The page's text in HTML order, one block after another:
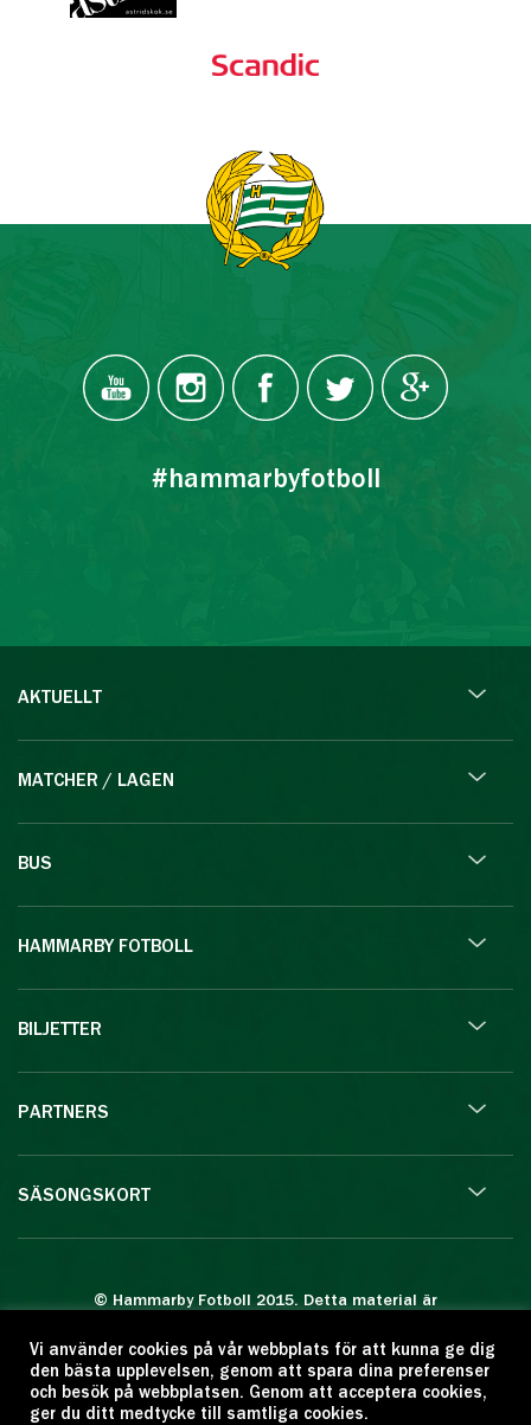
#hammarbyfotboll
AKTUELLT
MATCHER / LAGEN
BUS
HAMMARBY FOTBOLL
BILJETTER
PARTNERS
SÄSONGSKORT
© Hammarby Fotboll 2015. Detta material är
Eftertryck eller annan kopiering är förbjuden.
Citera oss gärna men ange källan:
www.hammarbyfotboll.se. Ansvarig utgivare:
Vi använder cookies på vår webbplats för att kunna ge dig
den bästa upplevelsen, genom att spara dina preferenser
och besök på webbplatsen. Genom att acceptera cookies,
ger du ditt medtycke till samtliga cookies.